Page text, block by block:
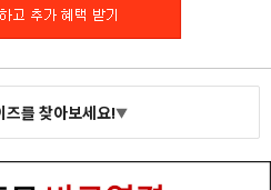
즈를 찾아보세요!▼